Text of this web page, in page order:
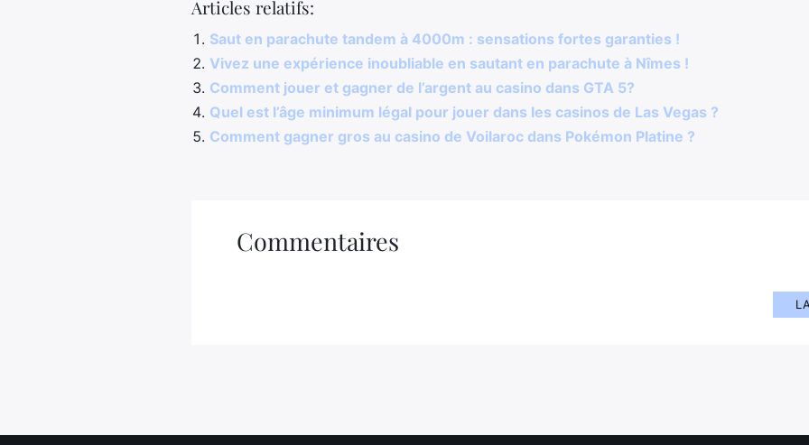
Articles relatifs:
Saut en parachute tandem à 4000m : sensations fortes garanties !
Vivez une expérience inoubliable en sautant en parachute à Nîmes !
Comment jouer et gagner de l’argent au casino dans GTA 5?
Quel est l’âge minimum légal pour jouer dans les casinos de Las Vegas ?
Comment gagner gros au casino de Voilaroc dans Pokémon Platine ?
Commentaires